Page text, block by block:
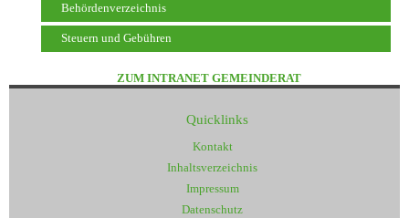
Behördenverzeichnis
Steuern und Gebühren
ZUM INTRANET GEMEINDERAT
Quicklinks
Kontakt
Inhaltsverzeichnis
Impressum
Datenschutz